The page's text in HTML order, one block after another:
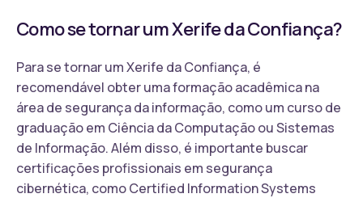
Como se tornar um Xerife da Confiança?
Para se tornar um Xerife da Confiança, é
recomendável obter uma formação acadêmica na
área de segurança da informação, como um curso de
graduação em Ciência da Computação ou Sistemas
de Informação. Além disso, é importante buscar
certificações profissionais em segurança
cibernética, como Certified Information Systems